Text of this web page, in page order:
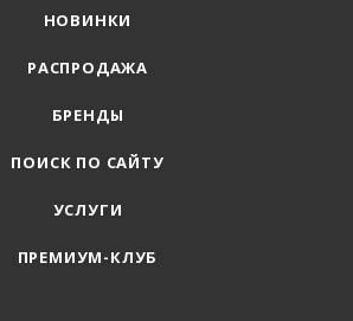
НОВИНКИ
РАСПРОДАЖА
БРЕНДЫ
ПОИСК ПО САЙТУ
УСЛУГИ
ПРЕМИУМ-КЛУБ